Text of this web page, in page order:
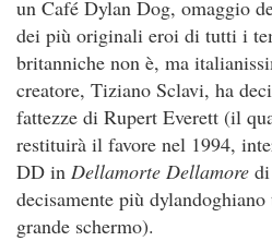
un Café Dylan Dog, omaggio
dei più originali eroi di tutti i
britanniche non è, ma
creatore, Tiziano Sclavi, ha
fattezze di Rupert Everett (il
restituirà il favore nel 1994,
DD in Dellamorte Dellamore
decisamente più
grande schermo).